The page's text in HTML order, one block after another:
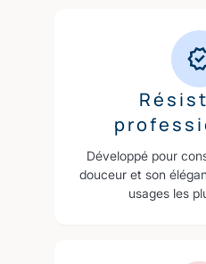
Développé pour
douceur et son
usages les